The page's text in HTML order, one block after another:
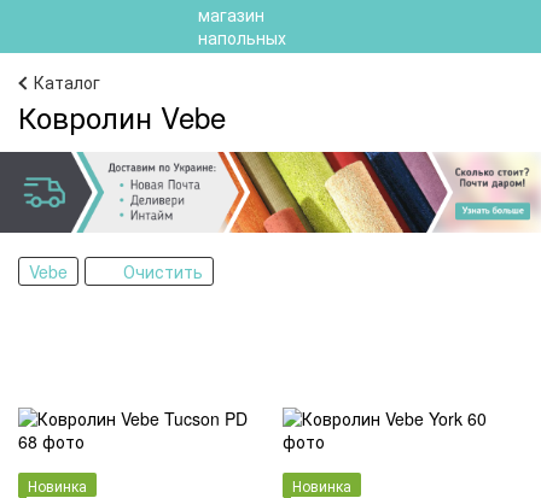
Каталог
Ковролин Vebe
Vebe Очистить
Новинка
Новинка